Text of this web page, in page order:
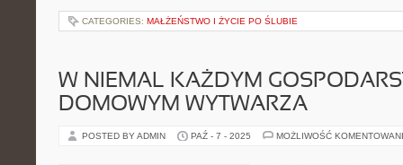
CATEGORIES: MAŁŻEŃSTWO I ŻYCIE PO ŚLUBIE
W NIEMAL KAŻDYM
DOMOWYM WYTWARZA
POSTED BY ADMIN PAŹ - 7 - 2025 MOŻLIWOŚĆ